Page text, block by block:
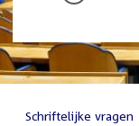
Schriftelijke vragen